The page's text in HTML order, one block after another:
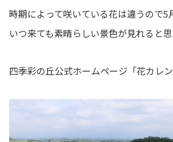
時期によって咲いている花は違うので5
いつ来ても素晴らしい景色が見れると思
四季彩の丘公式ホームページ「花カレ